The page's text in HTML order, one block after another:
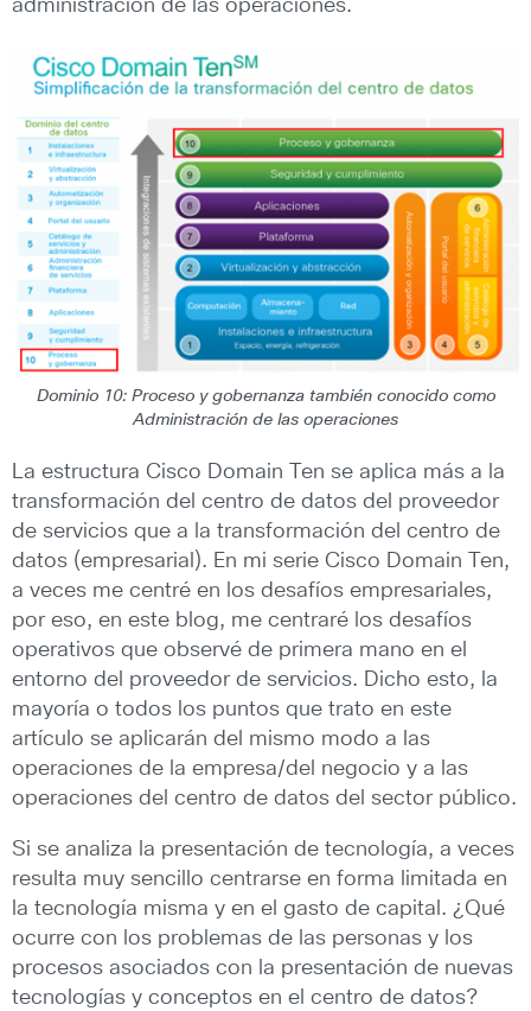
administración de las operaciones.
Dominio 10: Proceso y gobernanza también conocido como
Administración de las operaciones
La estructura Cisco Domain Ten se aplica más a la
transformación del centro de datos del proveedor
de servicios que a la transformación del centro de
datos (empresarial). En mi serie Cisco Domain Ten,
a veces me centré en los desafíos empresariales,
por eso, en este blog, me centraré los desafíos
operativos que observé de primera mano en el
entorno del proveedor de servicios. Dicho esto, la
mayoría o todos los puntos que trato en este
artículo se aplicarán del mismo modo a las
operaciones de la empresa/del negocio y a las
operaciones del centro de datos del sector público.
Si se analiza la presentación de tecnología, a veces
resulta muy sencillo centrarse en forma limitada en
la tecnología misma y en el gasto de capital. ¿Qué
ocurre con los problemas de las personas y los
procesos asociados con la presentación de nuevas
tecnologías y conceptos en el centro de datos?